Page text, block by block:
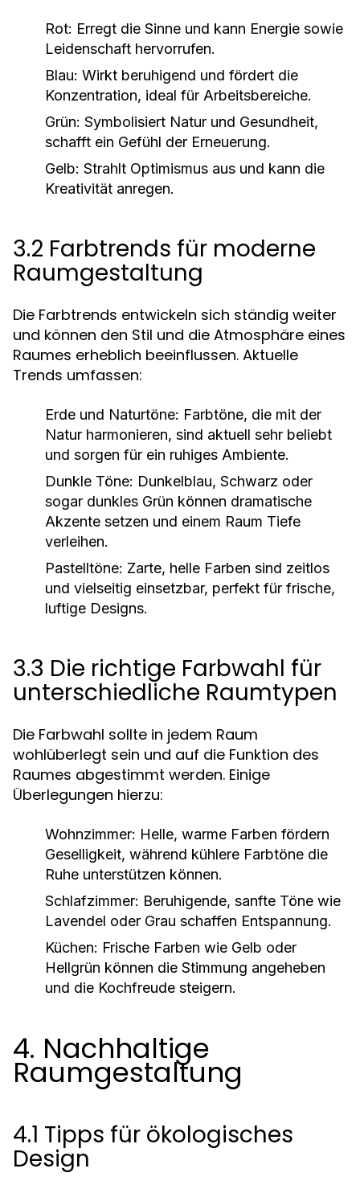
Rot: Erregt die Sinne und kann Energie sowie
Leidenschaft hervorrufen.
Blau: Wirkt beruhigend und fördert die
Konzentration, ideal für Arbeitsbereiche.
Grün: Symbolisiert Natur und Gesundheit,
schafft ein Gefühl der Erneuerung.
Gelb: Strahlt Optimismus aus und kann die
Kreativität anregen.
3.2 Farbtrends für moderne
Raumgestaltung
Die Farbtrends entwickeln sich ständig weiter
und können den Stil und die Atmosphäre eines
Raumes erheblich beeinflussen. Aktuelle
Trends umfassen:
Erde und Naturtöne: Farbtöne, die mit der
Natur harmonieren, sind aktuell sehr beliebt
und sorgen für ein ruhiges Ambiente.
Dunkle Töne: Dunkelblau, Schwarz oder
sogar dunkles Grün können dramatische
Akzente setzen und einem Raum Tiefe
verleihen.
Pastelltöne: Zarte, helle Farben sind zeitlos
und vielseitig einsetzbar, perfekt für frische,
luftige Designs.
3.3 Die richtige Farbwahl für
unterschiedliche Raumtypen
Die Farbwahl sollte in jedem Raum
wohlüberlegt sein und auf die Funktion des
Raumes abgestimmt werden. Einige
Überlegungen hierzu:
Wohnzimmer: Helle, warme Farben fördern
Geselligkeit, während kühlere Farbtöne die
Ruhe unterstützen können.
Schlafzimmer: Beruhigende, sanfte Töne wie
Lavendel oder Grau schaffen Entspannung.
Küchen: Frische Farben wie Gelb oder
Hellgrün können die Stimmung angeheben
und die Kochfreude steigern.
4. Nachhaltige
Raumgestaltung
4.1 Tipps für ökologisches
Design